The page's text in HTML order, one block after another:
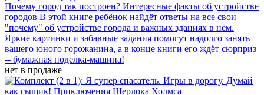
Почему город так построен? Интересные факты об устройстве
городов В этой книге ребёнок найдёт ответы на все свои
"почему" об устройстве города и важных зданиях в нём.
Яркие картинки и забавные задания помогут надолго занять
вашего юного горожанина, а в конце книги его ждёт сюрприз
-- бумажная поделка-машина!
нет в продаже